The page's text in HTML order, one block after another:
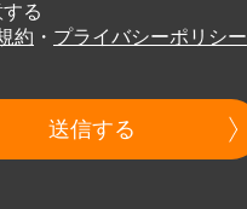
る
約 ・ プライバシーポリシー
送信する